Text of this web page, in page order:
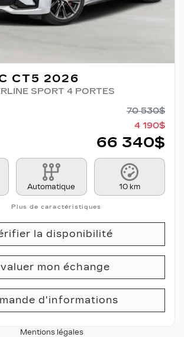
CT5 2026
SPORT 4 PORTES
70 530$
4 190$
66 340$
Automatique 10 km
Plus de caractéristiques
la disponibilité
mon échange
d'informations
Mentions légales